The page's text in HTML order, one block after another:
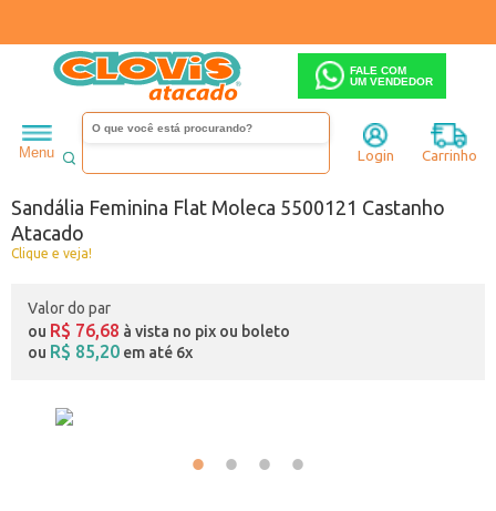
FALE COM
UM VENDEDOR
Menu Login Carrinho
Feminino Sandália Salto baixo
Sandália Feminina Flat Moleca 5500121 Castanho
Atacado
Clique e veja!
Valor do par
ou R$ 76,68 à vista no pix ou boleto
ou R$ 85,20 em até 6x